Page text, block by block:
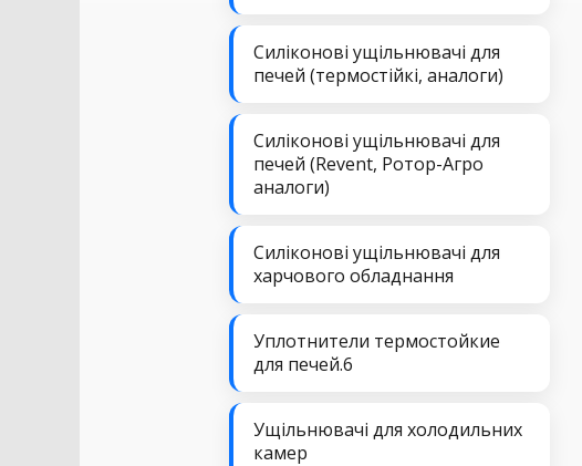
Силіконові ущільнювачі для
печей (термостійкі, аналоги)
Силіконові ущільнювачі для
печей (Revent, Ротор-Агро
аналоги)
Силіконові ущільнювачі для
харчового обладнання
Уплотнители термостойкие
для печей.6
Ущільнювачі для холодильних
камер